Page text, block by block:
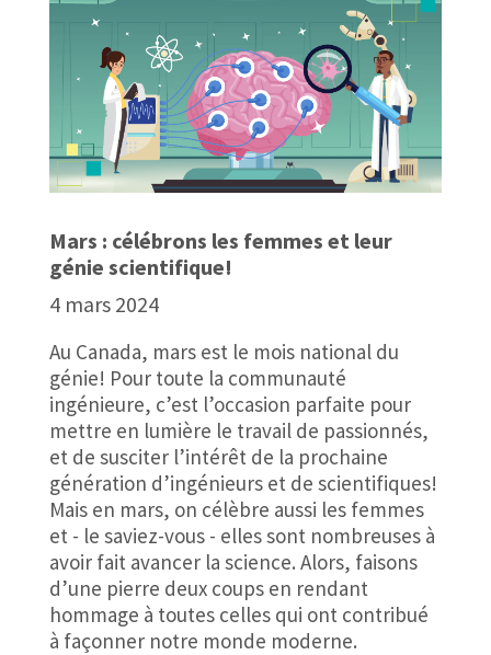
Mars : célébrons les femmes et leur
génie scientifique!
4 mars 2024
Au Canada, mars est le mois national du
génie! Pour toute la communauté
ingénieure, c’est l’occasion parfaite pour
mettre en lumière le travail de passionnés,
et de susciter l’intérêt de la prochaine
génération d’ingénieurs et de scientifiques!
Mais en mars, on célèbre aussi les femmes
et - le saviez-vous - elles sont nombreuses à
avoir fait avancer la science. Alors, faisons
d’une pierre deux coups en rendant
hommage à toutes celles qui ont contribué
à façonner notre monde moderne.